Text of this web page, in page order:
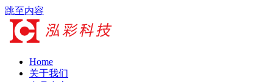
跳至内容
Home
关于我们